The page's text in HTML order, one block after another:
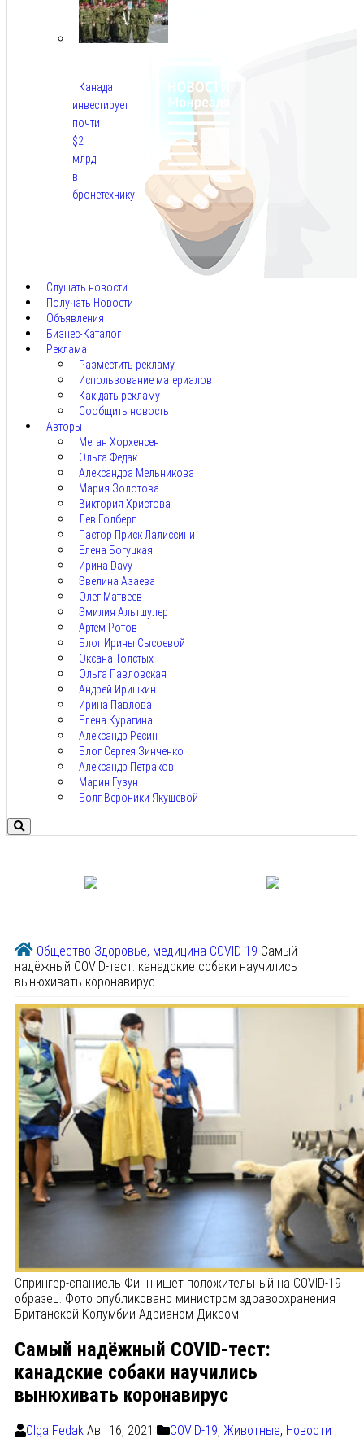
Канада
инвестирует
почти
$2
млрд
в
бронетехнику
Слушать новости
Получать Новости
Объявления
Бизнес-Каталог
Реклама
Разместить рекламу
Использование материалов
Как дать рекламу
Сообщить новость
Авторы
Меган Хорхенсен
Ольга Федак
Александра Мельникова
Мария Золотова
Виктория Христова
Лев Голберг
Пастор Приск Лалиссини
Елена Богуцкая
Ирина Davy
Эвелина Азаева
Олег Матвеев
Эмилия Альтшулер
Артем Ротов
Блог Ирины Сысоевой
Оксана Толстых
Ольга Павловская
Андрей Иришкин
Ирина Павлова
Елена Курагина
Александр Ресин
Блог Сергея Зинченко
Александр Петраков
Марин Гузун
Болг Вероники Якушевой
Общество Здоровье, медицина COVID-19 Самый
надёжный COVID-тест: канадские собаки научились
вынюхивать коронавирус
Cпрингер-спаниель Финн ищет положительный на COVID-19
образец. Фото опубликовано министром здравоохранения
Британской Колумбии Адрианом Диксом
Самый надёжный COVID-тест:
канадские собаки научились
вынюхивать коронавирус
Olga Fedak Авг 16, 2021 COVID-19, Животные, Новости